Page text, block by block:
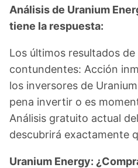
Análisis de Uranium
tiene la respuesta:
Los últimos resultados
contundentes: Acción
los inversores de
pena invertir o es
Análisis gratuito actual
descubrirá exactamente
Uranium Energy: